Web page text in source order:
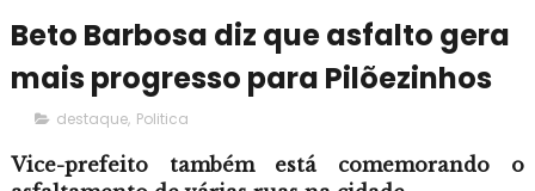
Beto Barbosa diz que asfalto gera
mais progresso para Pilõezinhos
destaque, Politica
Vice-prefeito também está comemorando o